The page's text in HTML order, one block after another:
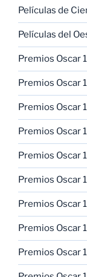
Películas de
Películas del
Premios Oscar
Premios Oscar
Premios Oscar
Premios Oscar
Premios Oscar
Premios Oscar
Premios Oscar
Premios Oscar
Premios Oscar